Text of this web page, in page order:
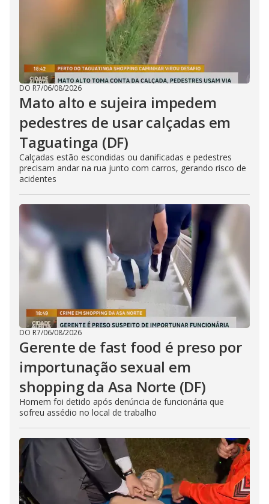
DO R7/06/08/2026
Mato alto e sujeira impedem
pedestres de usar calçadas em
Taguatinga (DF)
Calçadas estão escondidas ou danificadas e pedestres
precisam andar na rua junto com carros, gerando risco de
acidentes
DO R7/06/08/2026
Gerente de fast food é preso por
importunação sexual em
shopping da Asa Norte (DF)
Homem foi detido após denúncia de funcionária que
sofreu assédio no local de trabalho